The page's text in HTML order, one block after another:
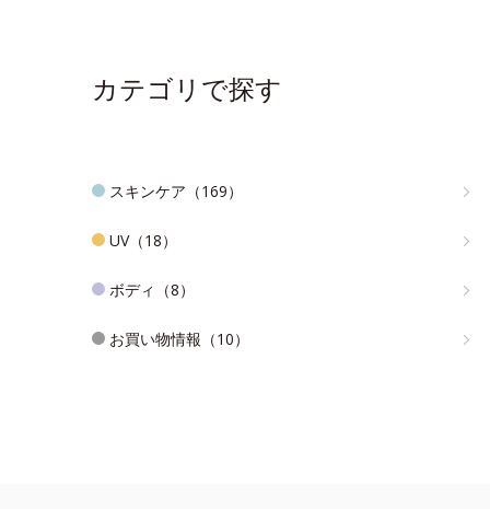
カテゴリで探す
スキンケア（169）
UV（18）
ボディ（8）
お買い物情報（10）